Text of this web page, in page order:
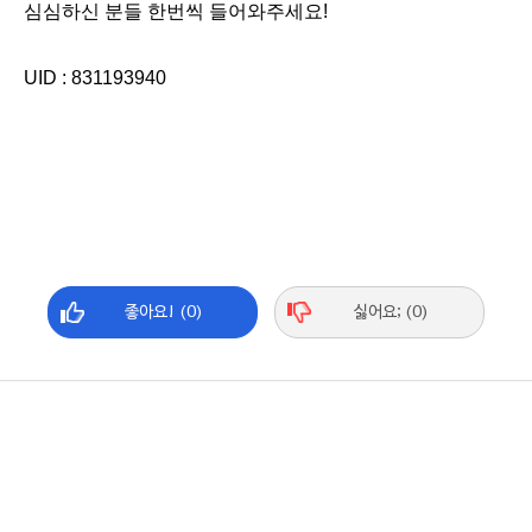
심심하신 분들 한번씩 들어와주세요!
UID : 831193940
좋아요! (0) 싫어요; (0)